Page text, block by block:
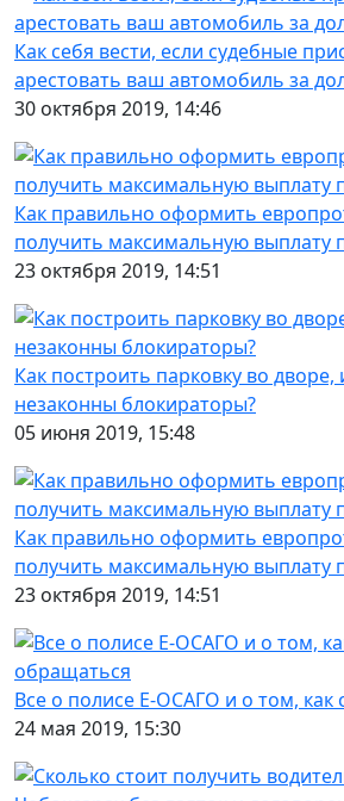
Как себя вести, если судебные
арестовать ваш автомобиль за
30 октября 2019, 14:46
Как правильно оформить
получить максимальную выплату
23 октября 2019, 14:51
Как построить парковку во
незаконны блокираторы?
05 июня 2019, 15:48
Как правильно оформить
получить максимальную выплату
23 октября 2019, 14:51
Все о полисе Е-ОСАГО и о том,
24 мая 2019, 15:30